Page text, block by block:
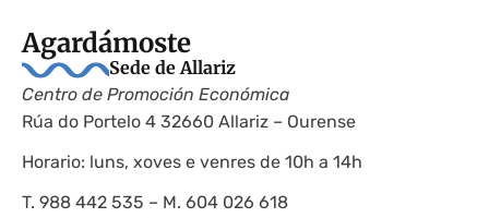
Agardámoste
Sede de Allariz
Centro de Promoción Económica
Rúa do Portelo 4 32660 Allariz – Ourense
Horario: luns, xoves e venres de 10h a 14h
T. 988 442 535 – M. 604 026 618